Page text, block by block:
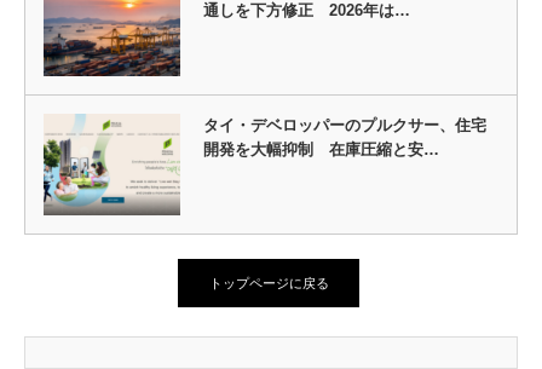
通しを下方修正 2026年は…
タイ・デベロッパーのプルクサー、住宅
開発を大幅抑制 在庫圧縮と安…
トップページに戻る